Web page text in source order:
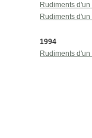
Rudiments
Rudiments
1994
Rudiments